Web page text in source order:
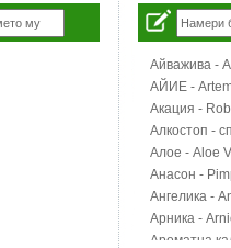
Айважива -
АЙИЕ -
Акация -
Алкостоп -
Алое - Aloe
Анасон -
Ангелика -
Арника -
Ароматна